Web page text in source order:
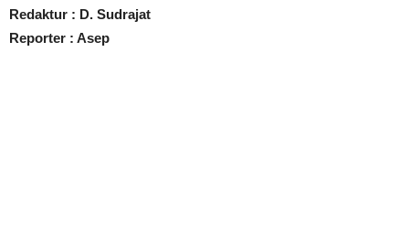
Redaktur : D. Sudrajat
Reporter : Asep